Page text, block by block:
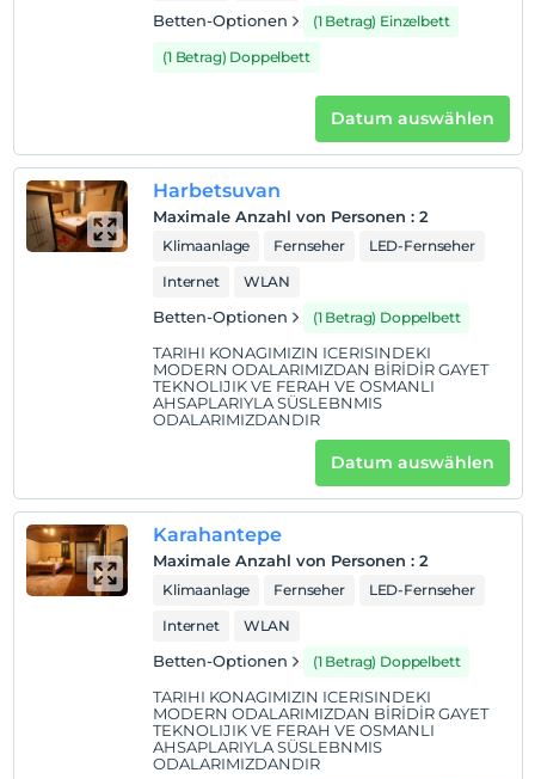
Betten-Optionen
(1 Betrag) Einzelbett
(1 Betrag) Doppelbett
Datum auswählen
Harbetsuvan
Maximale Anzahl von Personen : 2
Klimaanlage Fernseher
LED-Fernseher
Internet
WLAN
Betten-Optionen (1 Betrag) Doppelbett
TARIHI KONAGIMIZIN ICERISINDEKI
MODERN ODALARIMIZDAN BİRİDİR GAYET
TEKNOLIJIK VE FERAH VE OSMANLI
AHSAPLARIYLA SÜSLEBNMIS
ODALARIMIZDANDIR
Datum auswählen
Karahantepe
Maximale Anzahl von Personen : 2
Klimaanlage Fernseher
LED-Fernseher
Internet
WLAN
Betten-Optionen (1 Betrag) Doppelbett
TARIHI KONAGIMIZIN ICERISINDEKI
MODERN ODALARIMIZDAN BİRİDİR GAYET
TEKNOLIJIK VE FERAH VE OSMANLI
AHSAPLARIYLA SÜSLEBNMIS
ODALARIMIZDANDIR